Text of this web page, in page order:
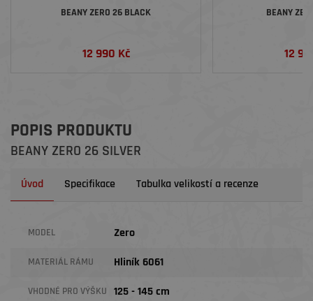
BEANY ZERO 26 BLACK
12 990 Kč
BEANY
12
POPIS PRODUKTU
BEANY ZERO 26 SILVER
Úvod Specifikace Tabulka velikostí a recenze
MODEL Zero
MATERIÁL RÁMU Hliník 6061
VHODNÉ PRO VÝŠKU 125 - 145 cm